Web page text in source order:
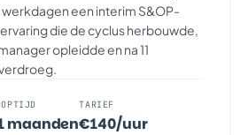
een interim S&OP-
die de cyclus herbouwde,
opleidde en na 11
maanden
TARIEF
€140/uur